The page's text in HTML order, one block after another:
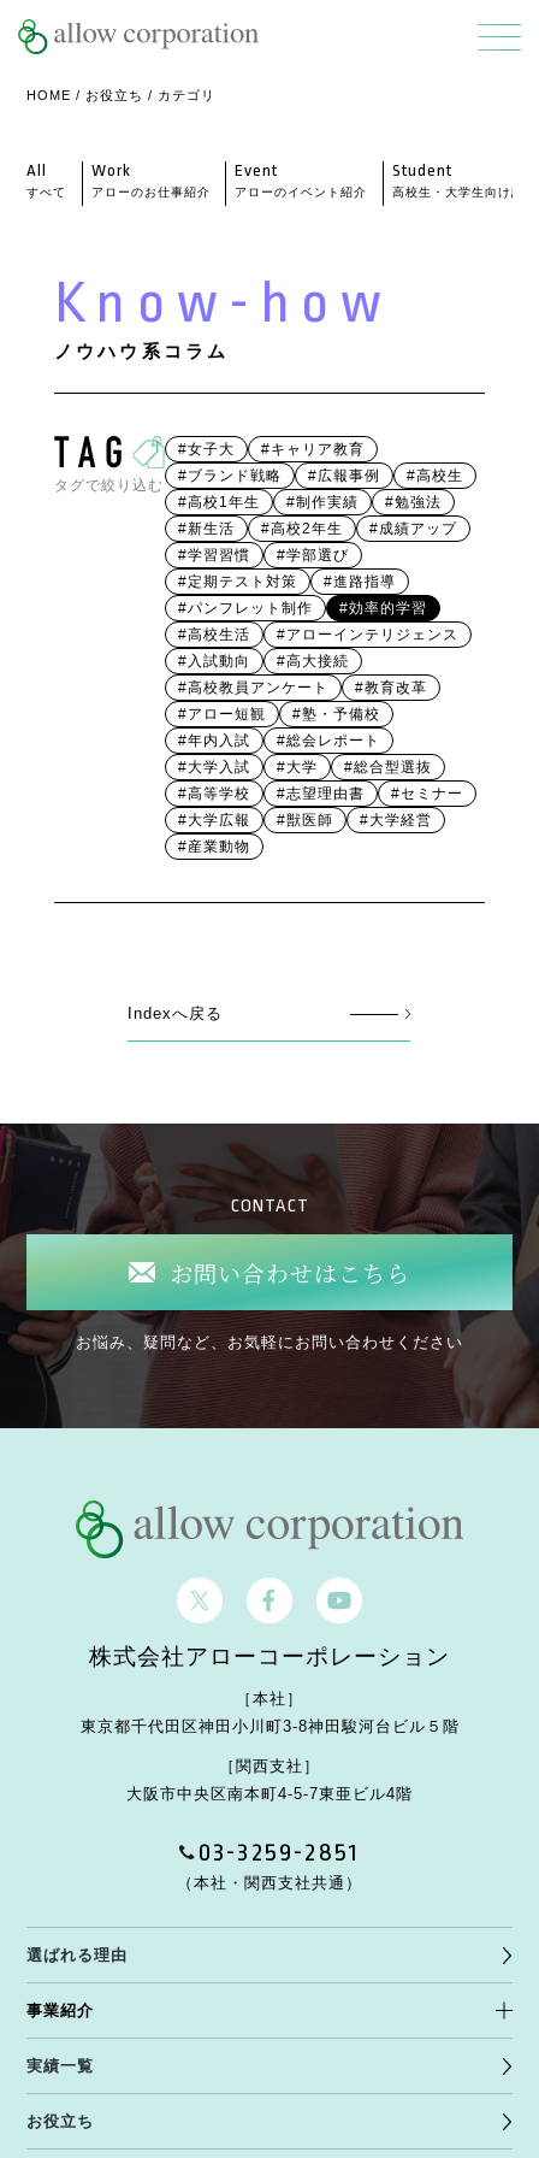
HOME / お役立ち / カテゴリ
All
すべて
Work
アローのお仕事紹介
Event
アローのイベント紹介
Student
高校生・大学生向け記事
Know-how
ノウハウ系コラム
タグで絞り込む
#女子大
#キャリア教育
#ブランド戦略
#広報事例
#高校生
#高校1年生
#制作実績
#勉強法
#新生活
#高校2年生
#成績アップ
#学習習慣
#学部選び
#定期テスト対策
#進路指導
#パンフレット制作
#効率的学習
#高校生活
#アローインテリジェンス
#入試動向
#高大接続
#高校教員アンケート
#教育改革
#アロー短観
#塾・予備校
#年内入試
#総会レポート
#大学入試
#大学
#総合型選抜
#高等学校
#志望理由書
#セミナー
#大学広報
#獣医師
#大学経営
#産業動物
Indexへ戻る
CONTACT
お問い合わせはこちら
お悩み、疑問など、お気軽にお問い合わせください
株式会社アローコーポレーション
［本社］
東京都千代田区神田小川町3-8神田駿河台ビル５階
［関西支社］
大阪市中央区南本町4-5-7東亜ビル4階
03-3259-2851
（本社・関西支社共通）
選ばれる理由
事業紹介
実績一覧
お役立ち